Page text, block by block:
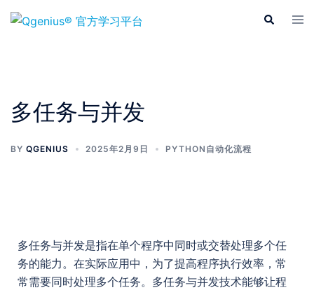
多任务与并发
BY QGENIUS 2025年2月9日 PYTHON自动化流程
多任务与并发是指在单个程序中同时或交替处理多个任
务的能力。在实际应用中，为了提高程序执行效率，常
常需要同时处理多个任务。多任务与并发技术能够让程